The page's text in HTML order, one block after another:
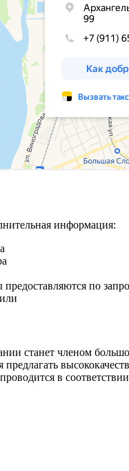
информация:
предоставляются по
станет членом
в